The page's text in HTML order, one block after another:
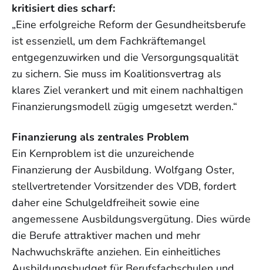
kritisiert dies scharf:
„Eine erfolgreiche Reform der Gesundheitsberufe
ist essenziell, um dem Fachkräftemangel
entgegenzuwirken und die Versorgungsqualität
zu sichern. Sie muss im Koalitionsvertrag als
klares Ziel verankert und mit einem nachhaltigen
Finanzierungsmodell zügig umgesetzt werden.“
Finanzierung als zentrales Problem
Ein Kernproblem ist die unzureichende
Finanzierung der Ausbildung. Wolfgang Oster,
stellvertretender Vorsitzender des VDB, fordert
daher eine Schulgeldfreiheit sowie eine
angemessene Ausbildungsvergütung. Dies würde
die Berufe attraktiver machen und mehr
Nachwuchskräfte anziehen. Ein einheitliches